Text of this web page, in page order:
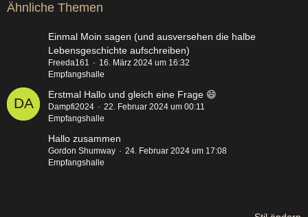
Ähnliche Themen
Einmal Moin sagen (und ausversehen die halbe
Lebensgeschichte aufschreiben)
Freeda161
16. März 2024 um 16:32
Empfangshalle
Erstmal Hallo und gleich eine Frage 😄
Dampfi2024
22. Februar 2024 um 00:11
Empfangshalle
Hallo zusammen
Gordon Shumway
24. Februar 2024 um 17:08
Empfangshalle